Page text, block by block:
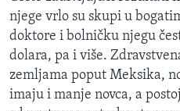
njege vrlo su skupi u
doktore i bolničku njegu
dolara, pa i više.
zemljama poput Meksika,
imaju i manje novca, a